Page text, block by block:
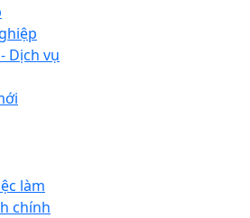
Dịch vụ
làm
chính